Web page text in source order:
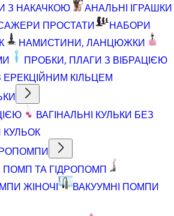
З НАКАЧКОЮ
АНАЛЬНІ ІГРАШКИ
ПРОСТАТИ
НАБОРИ
НАМИСТИНИ, ЛАНЦЮЖКИ
ПРОБКИ, ПЛАГИ З ВІБРАЦІЄЮ
КІЛЬЦЕМ
ВАГІНАЛЬНІ КУЛЬКИ БЕЗ
ТА ГІДРОПОМП
ЖІНОЧІ
ВАКУУМНІ ПОМПИ